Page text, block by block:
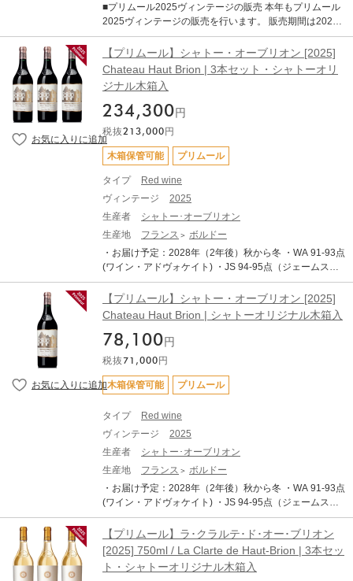
RRADA WINE STORAGEボトル保管へのお届けも可能で
す。
トレスなどが要因とされていますが、生産量が限定的な
ヴィンテージとなります。 赤ワインは総じて非常に品質
な果実味を備えています。 タンニンは総じて量が多く、
長期熟成のポテンシャルの高さを強く感じさせます。 ま
た、白ワインも大変すばらしいヴィンテージです。 完熟
持された活き活きとした酸との対比が素晴らしい仕上が
りです 純度、複雑さ、バランスを兼ね備えたバランス
で、申し分のない素晴らしいアロマとボディを備えてお
ります。 ------------------------- ※写真はイメージとなりま
す。エチケットなど変更となる場合がございます。 ※説
明の内容はAI翻訳による和訳を掲載しております。 ※ク
ール便にてお届けいたします。 ※ご配送料はご購入状況
に応じてご決済時に加算となります。 ※TERRADA WIN
■プリムール2025ヴィンテージの販売 本年もプリムール
2025ヴィンテージの販売を行います。 販売期間は2026
年7月21日17:00～11月30日までとなります。 ■商品につ
いて [2025] 750ml ×1 ・WA (Wine Advocate) ・JS （Ja
mes Suckling） ■ボルドー2025年について 2025年ヴィ
ンテージは、近年の高糖度・高アルコール化の傾向から
一転し、「クラシックなアルコール度数」と「完璧なバ
ランス」、「エレガンス」が備わった、長期熟成ポテン
シャルの秘めた素晴しいヴィンテージとなりました。 6
～8月の平均気温は過去10年平均を大きく上回る暑く乾
燥した夏でしたが、夜間に気温が下がったことで美しい
酸が保持されました 結果として、過熟感やオークの主張
といった過剰な要素が極めて少なく 、濃縮感、フレッシ
ュさ、タンニン、果実味、精緻さが完璧なバランスで調
和しています。 歴史的な低収量でリリースの本数はこの
30年の中でも最も少ないレベルに落ち込んでいます。前
年の天候による水分ストレスなどが要因とされています
が、生産量が限定的なヴィンテージとなります。 赤ワイ
ンは総じて非常に品質が良く、濃厚で骨格がありながら
ンは総じて量が多く、長期熟成のポテンシャルの高さを
強く感じさせます。 また、白ワインも大変すばらしいヴ
ィンテージです。 完熟ブドウ由来のアロマティックさ
と、早い収穫によって維持された活き活きとした酸との
対比が素晴らしい仕上がりです 純度、複雑さ、バランス
を兼ね備えたバランスで、申し分のない素晴らしいアロ
マとボディを備えております。 ------------------------- ※写
真はイメージとなります。エチケットなど変更となる場
載しております。 ※クール便にてお届けいたします。 ※
ご配送料はご購入状況に応じてご決済時に加算となりま
す。 ※TERRADA WINE STORAGEボトル保管へのお届
【プリムール】シャトー・オーブリオン [2025]
Chateau Haut Brion | 3本セット・シャトーオリ
ジナル木箱入
234,300 円
税抜213,000 円
木箱保管可能 プリムール
タイプ
Red wine
ヴィンテージ
2025
生産者
シャトー･オーブリオン
生産地
フランス
ボルドー
・お届け予定：2028年（2年後）秋から冬 ・WA 91-93点
(ワイン・アドヴォケイト) ・JS 94-95点（ジェームス・
サックリング） ・AG 点 (アントーニオ・ガッローニ) ・T
ERRADA WINE STORAGEへのお預け入れが可能です。
・TERRADA WINE STORAGE 限定サービス「木箱保
管」 対象商品です。 ・日本への輸送は低温管理された船
便（リーファー輸送）を使用します。 ・表示価格は各種
輸入費用や税金を含めた総額です、追加費用はございま
せん。 ・写真はイメージです。 シャトー・オーブリオン
は1855年のメドックの格付けで唯一メドック以外の地区
から第一級に格付けされたシャトーです。その歴史はロ
ーマ帝国の時代にまで遡り、中世には既に卓越したワイ
ンを生み出すシャトーとして世に広く知られていまし
た。 18世紀末、当時の駐仏大使で後に初代アメリカ大統
領となるトマス・ジェファーソンがシャトーを訪問し、
その素晴らしさに感銘を受けルイジアナの自宅に6ケース
年ニューヨークの銀行家クラレンス・ディロンがシャト
ーを買収、1983年にはオーブリオンの向かいに位置し、
オーブリオンを傘下に収めています。現在はその曾孫に
あたるルクセンブク皇太子プリンス・ロベールが、傘下
に納める全シャトーを統括。そのワイン造りは3世代に渡
【プリムール】シャトー・オーブリオン [2025]
Chateau Haut Brion | シャトーオリジナル木箱入
78,100 円
税抜71,000 円
木箱保管可能 プリムール
タイプ
Red wine
ヴィンテージ
2025
生産者
シャトー･オーブリオン
生産地
フランス
ボルドー
・お届け予定：2028年（2年後）秋から冬 ・WA 91-93点
(ワイン・アドヴォケイト) ・JS 94-95点（ジェームス・
サックリング） ・AG 点 (アントーニオ・ガッローニ) ・T
ERRADA WINE STORAGEへのお預け入れが可能です。
・TERRADA WINE STORAGE 限定サービス「木箱保
管」 対象商品です。 ・日本への輸送は低温管理された船
便（リーファー輸送）を使用します。 ・表示価格は各種
【プリムール】ラ･クラルテ･ド･オー･ブリオン
[2025] 750ml / La Clarte de Haut-Brion | 3本セッ
ト・シャトーオリジナル木箱入